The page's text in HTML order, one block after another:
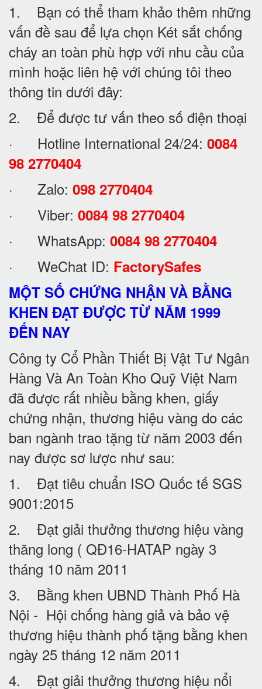
1. Bạn có thể tham khảo thêm những
vấn đề sau để lựa chọn Két sắt chống
cháy an toàn phù hợp với nhu cầu của
mình hoặc liên hệ với chúng tôi theo
thông tin dưới đây:
2. Để được tư vấn theo số điện thoại
· Hotline International 24/24: 0084
98 2770404
· Zalo: 098 2770404
· Viber: 0084 98 2770404
· WhatsApp: 0084 98 2770404
· WeChat ID: FactorySafes
MỘT SỐ CHỨNG NHẬN VÀ BẰNG
KHEN ĐẠT ĐƯỢC TỪ NĂM 1999
ĐẾN NAY
Công ty Cổ Phần Thiết Bị Vật Tư Ngân
Hàng Và An Toàn Kho Quỹ Việt Nam
đã được rất nhiều bằng khen, giấy
chứng nhận, thương hiệu vàng do các
ban ngành trao tặng từ năm 2003 đến
nay được sơ lược như sau:
1. Đạt tiêu chuẩn ISO Quốc tế SGS
9001:2015
2. Đạt giải thưởng thương hiệu vàng
thăng long ( QĐ16-HATAP ngày 3
tháng 10 năm 2011
3. Bằng khen UBND Thành Phố Hà
Nội - Hội chống hàng giả và bảo vệ
thương hiệu thành phố tặng bằng khen
ngày 25 tháng 12 năm 2011
4. Đạt giải thưởng thương hiệu nổi